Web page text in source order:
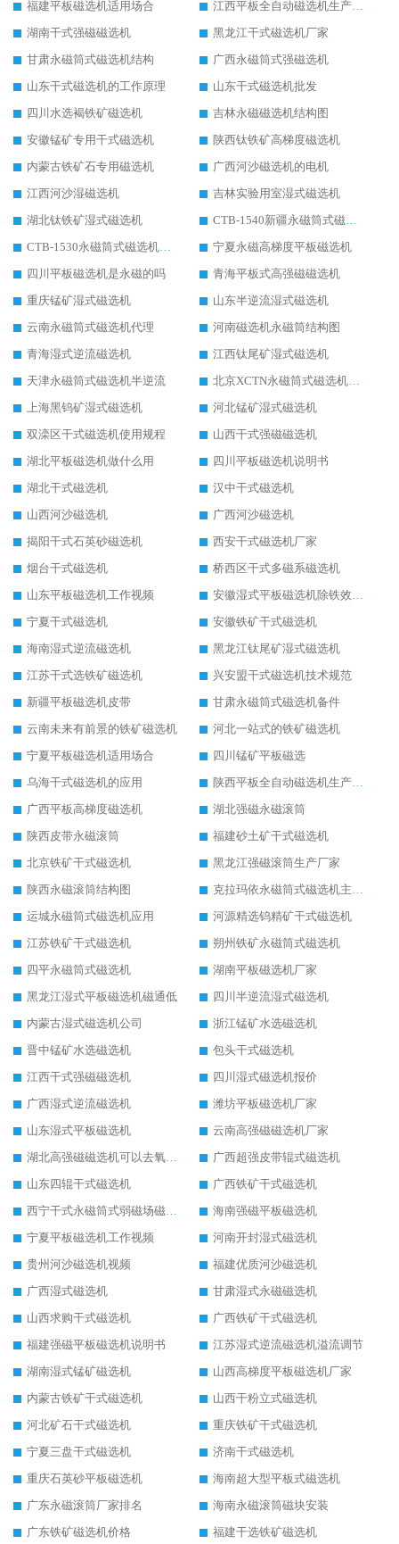
福建平板磁选机适用场合
江西平板全自动磁选机生产厂家
湖南干式强磁磁选机
黑龙江干式磁选机厂家
甘肃永磁筒式磁选机结构
广西永磁筒式强磁选机
山东干式磁选机的工作原理
山东干式磁选机批发
四川水选褐铁矿磁选机
吉林永磁磁选机结构图
安徽锰矿专用干式磁选机
陕西钛铁矿高梯度磁选机
内蒙古铁矿石专用磁选机
广西河沙磁选机的电机
江西河沙湿磁选机
吉林实验用室湿式磁选机
湖北钛铁矿湿式磁选机
CTB-1540新疆永磁筒式磁选机
CTB-1530永磁筒式磁选机代理商
宁夏永磁高梯度平板磁选机
四川平板磁选机是永磁的吗
青海平板式高强磁磁选机
重庆锰矿湿式磁选机
山东半逆流湿式磁选机
云南永磁筒式磁选机代理
河南磁选机永磁筒结构图
青海湿式逆流磁选机
江西钛尾矿湿式磁选机
天津永磁筒式磁选机半逆流
北京XCTN永磁筒式磁选机磁块位置
上海黑钨矿湿式磁选机
河北锰矿湿式磁选机
双滦区干式磁选机使用规程
山西干式强磁磁选机
湖北平板磁选机做什么用
四川平板磁选机说明书
湖北干式磁选机
汉中干式磁选机
山西河沙磁选机
广西河沙磁选机
揭阳干式石英砂磁选机
西安干式磁选机厂家
烟台干式磁选机
桥西区干式多磁系磁选机
山东平板磁选机工作视频
安徽湿式平板磁选机除铁效果怎么样
宁夏干式磁选机
安徽铁矿干式磁选机
海南湿式逆流磁选机
黑龙江钛尾矿湿式磁选机
江苏干式选铁矿磁选机
兴安盟干式磁选机技术规范
新疆平板磁选机皮带
甘肃永磁筒式磁选机备件
云南未来有前景的铁矿磁选机
河北一站式的铁矿磁选机
宁夏平板磁选机适用场合
四川锰矿平板磁选
乌海干式磁选机的应用
陕西平板全自动磁选机生产厂家
广西平板高梯度磁选机
湖北强磁永磁滚筒
陕西皮带永磁滚筒
福建砂土矿干式磁选机
北京铁矿干式磁选机
黑龙江强磁滚筒生产厂家
陕西永磁滚筒结构图
克拉玛依永磁筒式磁选机主要技术参数
运城永磁筒式磁选机应用
河源精选钨精矿干式磁选机
江苏铁矿干式磁选机
朔州铁矿永磁筒式磁选机
四平永磁筒式磁选机
湖南平板磁选机厂家
黑龙江湿式平板磁选机磁通低
四川半逆流湿式磁选机
内蒙古湿式磁选机公司
浙江锰矿水选磁选机
晋中锰矿水选磁选机
包头干式磁选机
江西干式强磁磁选机
四川湿式磁选机报价
广西湿式逆流磁选机
潍坊平板磁选机厂家
山东湿式平板磁选机
云南高强磁磁选机厂家
湖北高强磁磁选机可以去氧化铝
广西超强皮带辊式磁选机
山东四辊干式磁选机
广西铁矿干式磁选机
西宁干式永磁筒式弱磁场磁选机结构图
海南强磁平板磁选机
宁夏平板磁选机工作视频
河南开封湿式磁选机
贵州河沙磁选机视频
福建优质河沙磁选机
广西湿式磁选机
甘肃湿式永磁磁选机
山西求购干式磁选机
广西铁矿干式磁选机
福建强磁平板磁选机说明书
江苏湿式逆流磁选机溢流调节
湖南湿式锰矿磁选机
山西高梯度平板磁选机厂家
内蒙古铁矿干式磁选机
山西干粉立式磁选机
河北矿石干式磁选机
重庆铁矿干式磁选机
宁夏三盘干式磁选机
济南干式磁选机
重庆石英砂平板磁选机
海南超大型平板式磁选机
广东永磁滚筒厂家排名
海南永磁滚筒磁块安装
广东铁矿磁选机价格
福建干选铁矿磁选机